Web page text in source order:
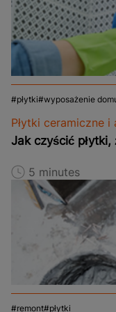
płytki wyposażenie
Płytki ceramiczne i
Jak czyścić
5 minutes
remont płytki